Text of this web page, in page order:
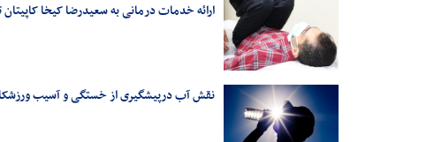
ارائه خدمات درمانی به سعیدرضا کیخا
نقش آب درپیشگیری از خستگی و آسیب